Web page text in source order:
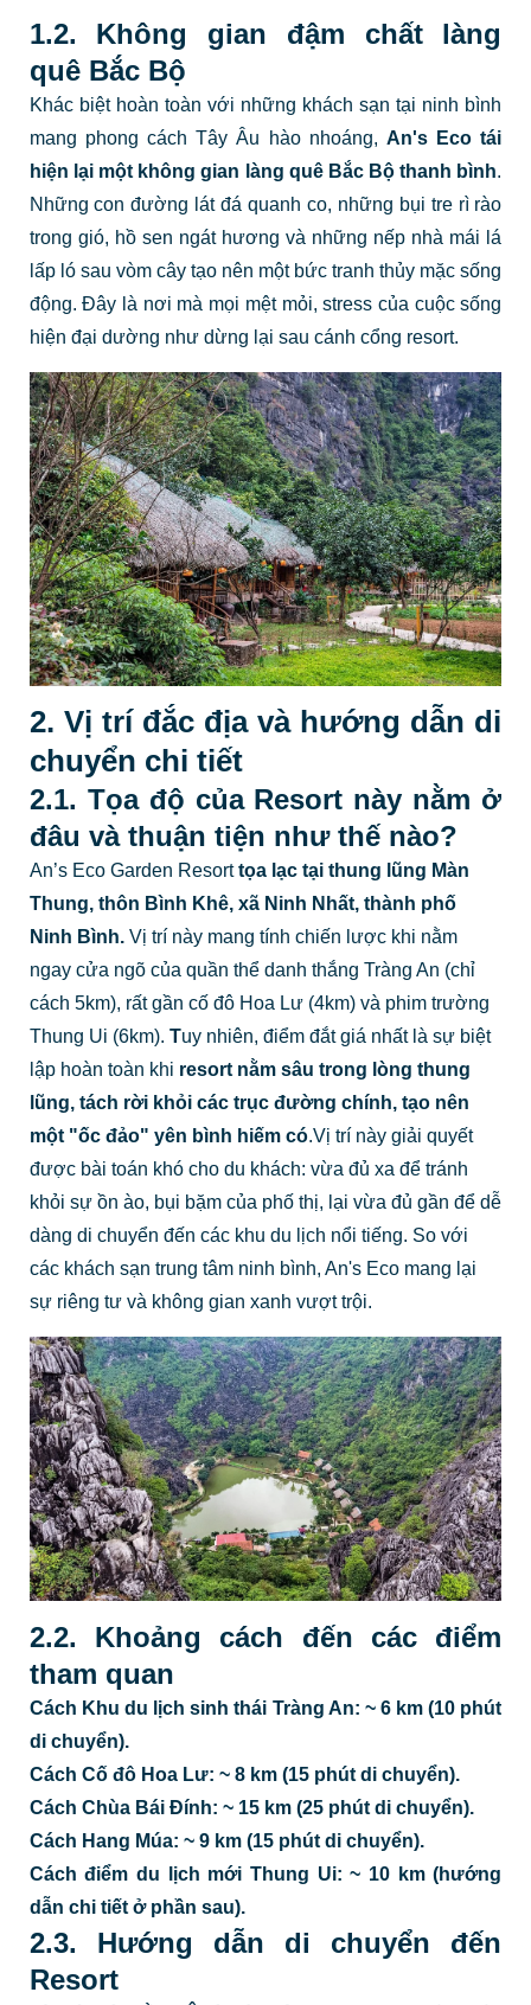
1.2. Không gian đậm chất làng
quê Bắc Bộ
Khác biệt hoàn toàn với những khách sạn tại ninh bình
mang phong cách Tây Âu hào nhoáng,An's Eco tái
hiện lại một không gian làng quê Bắc Bộ thanh bình.
Những con đường lát đá quanh co, những bụi tre rì rào
trong gió, hồ sen ngát hương và những nếp nhà mái lá
lấp ló sau vòm cây tạo nên một bức tranh thủy mặc sống
động. Đây là nơi mà mọi mệt mỏi, stress của cuộc sống
hiện đại dường như dừng lại sau cánh cổng resort.
2. Vị trí đắc địa và hướng dẫn di
chuyển chi tiết
2.1. Tọa độ của Resort này nằm ở
đâu và thuận tiện như thế nào?
An’s Eco Garden Resorttọa lạc tại thung lũng Màn
Thung, thôn Bình Khê, xã Ninh Nhất, thành phố
Ninh Bình. Vị trí này mang tính chiến lược khi nằm
ngay cửa ngõ của quần thể danh thắng Tràng An (chỉ
cách 5km), rất gần cố đô Hoa Lư (4km) và phim trường
Thung Ui (6km). Tuy nhiên, điểm đắt giá nhất là sự biệt
lập hoàn toàn khi resort nằm sâu trong lòng thung
lũng, tách rời khỏi các trục đường chính, tạo nên
một "ốc đảo" yên bình hiếm có.Vị trí này giải quyết
được bài toán khó cho du khách: vừa đủ xa để tránh
khỏi sự ồn ào, bụi bặm của phố thị, lại vừa đủ gần để dễ
dàng di chuyển đến các khu du lịch nổi tiếng. So với
các khách sạn trung tâm ninh bình, An's Eco mang lại
sự riêng tư và không gian xanh vượt trội.
2.2. Khoảng cách đến các điểm
tham quan
Cách Khu du lịch sinh thái Tràng An: ~ 6 km (10 phút
di chuyển).
Cách Cố đô Hoa Lư: ~ 8 km (15 phút di chuyển).
Cách Chùa Bái Đính: ~ 15 km (25 phút di chuyển).
Cách Hang Múa: ~ 9 km (15 phút di chuyển).
Cách điểm du lịch mới Thung Ui: ~ 10 km (hướng
dẫn chi tiết ở phần sau).
2.3. Hướng dẫn di chuyển đến
Resort